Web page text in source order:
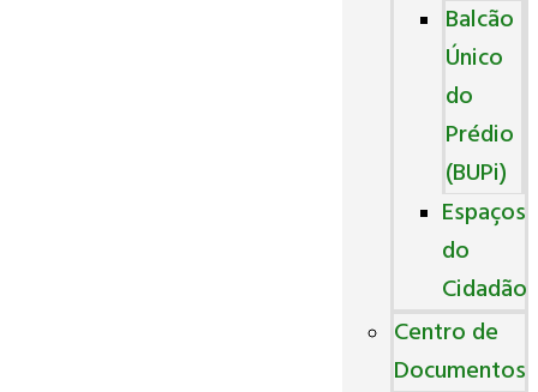
Balcão
Único
do
Prédio
(BUPi)
Espaços
do
Cidadão
Centro de
Documentos